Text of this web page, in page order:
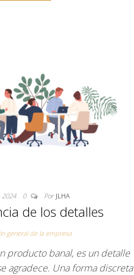
2024 0 Por JLHA
de los detalles
general de la empresa
producto banal, es un detalle
agradece. Una forma discreta